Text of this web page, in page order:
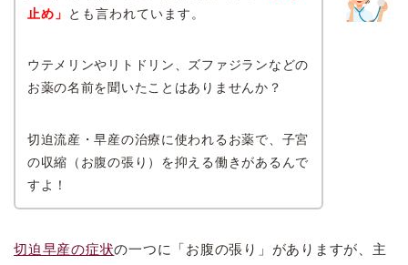
止め」
とも言われています。
ウテメリンやリトドリン、ズファジランなどの
お薬の名前を聞いたことはありませんか？
切迫流産・早産の治療に使われるお薬で、子宮
の収縮（お腹の張り）を抑える働きがあるんで
すよ！
切迫早産の症状の一つに「お腹の張り」がありますが、主